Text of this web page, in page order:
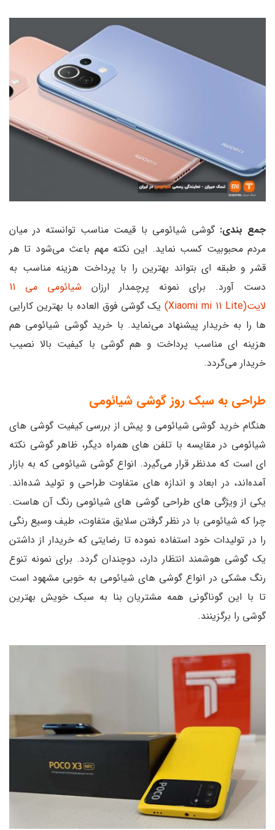
جمع بندی: گوشی شیائومی با قیمت مناسب توانسته در میان
مردم محبوبیت کسب نماید. این نکته مهم باعث می‌شود تا هر
قشر و طبقه ای بتواند بهترین را با پرداخت هزینه مناسب به
دست آورد. برای نمونه پرچمدار ارزان
شیائومی می 11
لایت(Xiaomi mi 11 Lite)
یک گوشی فوق العاده با بهترین کارایی
ها را به خریدار پیشنهاد می‌نماید. با خرید گوشی شیائومی هم
هزینه ای مناسب پرداخت و هم گوشی با کیفیت بالا نصیب
خریدار می‌گردد.
طراحی به سبک روزگوشی شیائومی
هنگام خرید گوشی شیائومی و پیش از بررسی کیفیت گوشی های
شیائومی در مقایسه با تلفن های همراه دیگر، ظاهر گوشی نکته
ای است که مدنظر قرار می‌گیرد. انواع گوشی شیائومی که به بازار
آمده‌اند، در ابعاد و اندازه های متفاوت طراحی و تولید شده‌اند.
یکی از ویژگی های طراحی گوشی های شیائومی رنگ آن هاست.
چرا که شیائومی با در نظر گرفتن سلایق متفاوت، طیف وسیع رنگی
را در تولیدات خود استفاده نموده تا رضایتی که خریدار از داشتن
یک گوشی هوشمند انتظار دارد، دوچندان گردد. برای نمونه تنوع
رنگ مشکی در انواع گوشی های شیائومی به خوبی مشهود است
تا با این گوناگونی همه مشتریان بنا به سبک خویش بهترین
گوشی را برگزینند.